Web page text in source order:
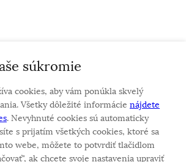
O nás
a zameriavame sa na predaj hodiniek
1994.
súkromie
cookies, aby vám ponúkla skvelý
Všetky dôležité informácie nájdete
. Nevyhnuté cookies sú automaticky
s prijatím všetkých cookies, ktoré sa
webe, môžete to potvrdiť tlačidlom
ak chcete svoje nastavenia upraviť